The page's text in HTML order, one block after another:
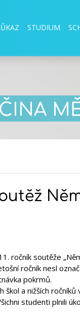
STUDIUM
ročník soutěže
ročník nesl
pokrmů.
a nižších
studenti plnili